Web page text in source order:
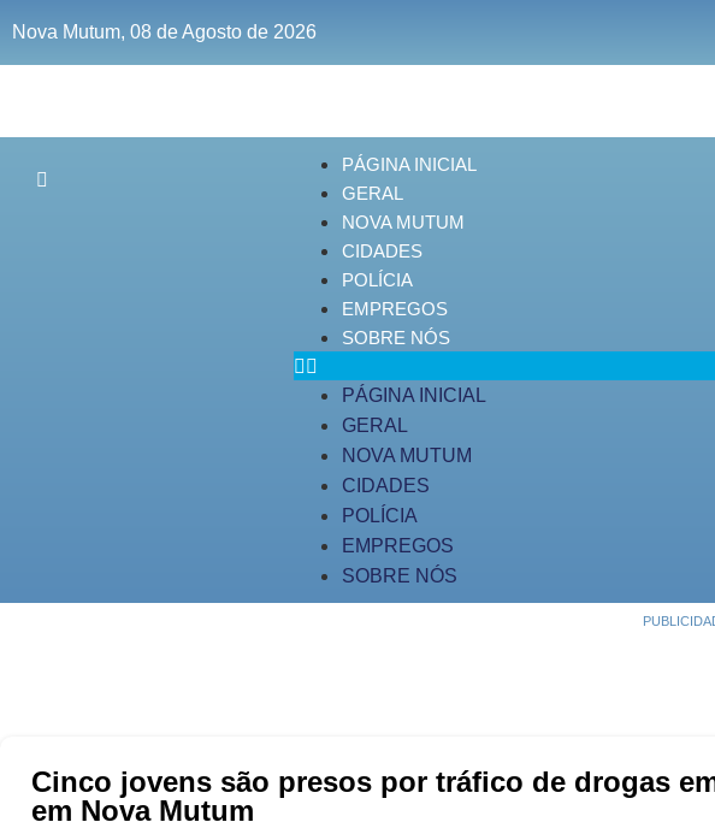
Nova Mutum, 08 de Agosto de 2026
PÁGINA INICIAL
GERAL
NOVA MUTUM
CIDADES
POLÍCIA
EMPREGOS
SOBRE NÓS
PÁGINA INICIAL
GERAL
NOVA MUTUM
CIDADES
POLÍCIA
EMPREGOS
SOBRE NÓS
Cinco jovens são presos por tráfico de drogas
em Nova Mutum